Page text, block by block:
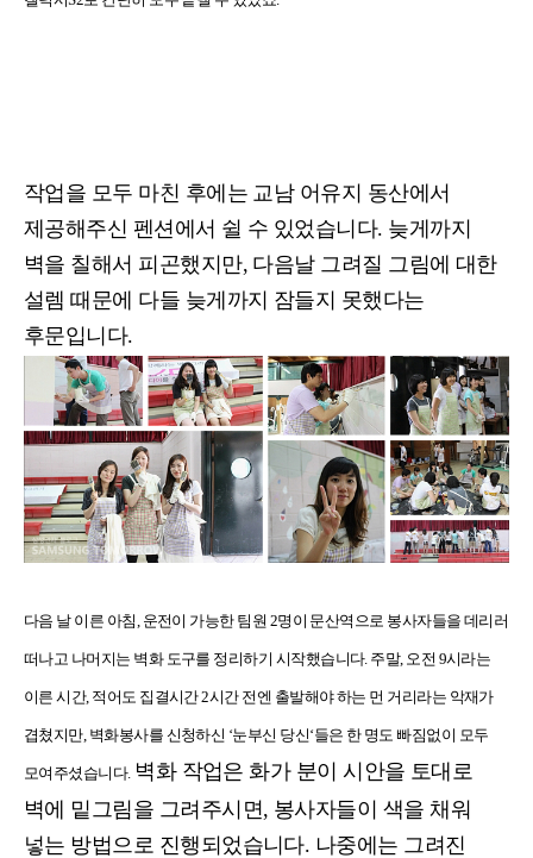
작업을 모두 마친 후에는 교남 어유지 동산에서
제공해주신 펜션에서 쉴 수 있었습니다. 늦게까지
벽을 칠해서 피곤했지만, 다음날 그려질 그림에 대한
설렘 때문에 다들 늦게까지 잠들지 못했다는
후문입니다.
다음 날 이른 아침 운전이 가능한 팀원 2명이 문산역으로 봉사자들을 데리러
떠나고 나머지는 벽화 도구를 정리하기 시작했습니다. 주말, 오전 9시라는
이른 시간, 적어도 집결시간2시간 전엔 출발해야 하는 먼 거리라는 악재가
겹쳤지만, 벽화봉사를 신청하신 ‘눈부신 당신‘들은 한 명도 빠짐없이 모두
모여주셨습니다. 벽화 작업은 화가 분이 시안을 토대로
벽에 밑그림을 그려주시면, 봉사자들이 색을 채워
넣는 방법으로 진행되었습니다. 나중에는 그려진